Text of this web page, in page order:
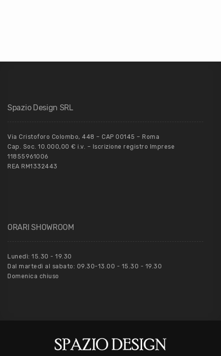
Spazio Design SRL
Via Cristoforo Colombo, 448 – CAP 00145 – Roma
Cap. Soc. 10.000,00 € i.v. – Iscrizione registro Imprese
11855961006
REA RM1332443
ORARI SHOWROOM
Lunedì: 15.30 - 19.30
Dal martedì al sabato: 09.30-13.00 - 15.30 - 19.30
Domenica chiuso